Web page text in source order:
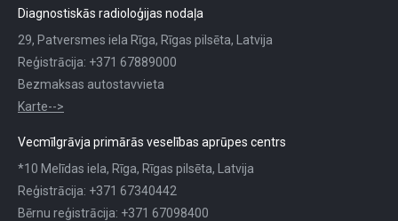
Diagnostiskās radioloģijas nodaļa
29, Patversmes iela Rīga, Rīgas pilsēta, Latvija
Reģistrācija: +371 67889000
Bezmaksas autostavvieta
Karte-->
Vecmīlgrāvja primārās veselības aprūpes centrs
*10 Melīdas iela, Rīga, Rīgas pilsēta, Latvija
Reģistrācija: +371 67340442
Bērnu reģistrācija: +371 67098400